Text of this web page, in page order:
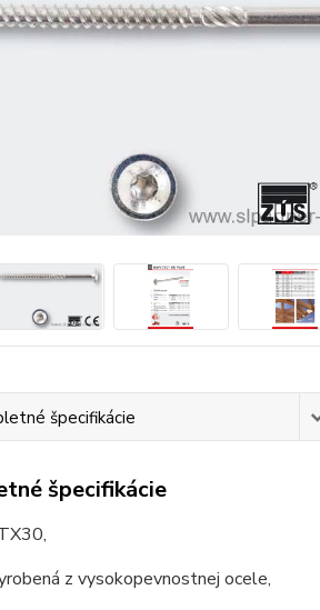
špecifikácie
špecifikácie
z vysokopevnostnej ocele,